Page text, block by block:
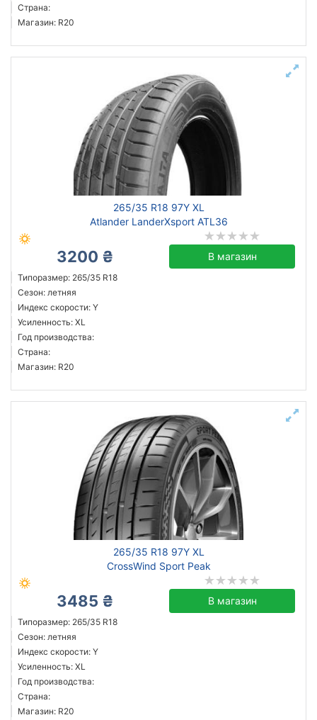
Страна:
Магазин: R20
265/35 R18 97Y XL
Atlander LanderXsport ATL36
3200 ₴ В магазин
Типоразмер: 265/35 R18
Сезон: летняя
Индекс скорости: Y
Усиленность: XL
Год производства:
Страна:
Магазин: R20
265/35 R18 97Y XL
CrossWind Sport Peak
3485 ₴ В магазин
Типоразмер: 265/35 R18
Сезон: летняя
Индекс скорости: Y
Усиленность: XL
Год производства:
Страна:
Магазин: R20
Все бренды
Страна производства
Подобрать